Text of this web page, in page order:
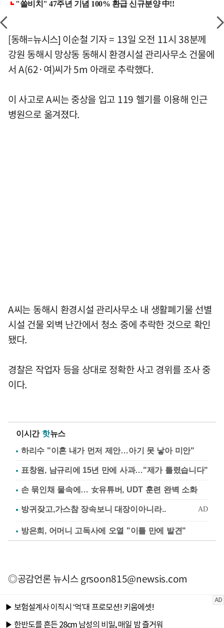
[동해=뉴시스] 이순철 기자 = 13일 오전 11시 38분께
강원 동해시 망상동 동해시 환경시설 관리사무소 건물에
서 A(62·여)씨가 5m 아래로 추락했다.
이 사고로 A씨는 중상을 입고 119 헬기를 이용해 인근
병원으로 옮겨졌다.
A씨는 동해시 환경시설 관리사무소 내 생활폐기물 선별
시설 건물 외벽 난간에서 청소 중에 추락한 것으로 확인
됐다.
경찰은 작업자 등을 상대로 정확한 사고 경위를 조사 중
이다.
이시간 핫뉴스
하리수 "이혼 내가 먼저 제안…아기 못 낳아 미안"
표창원, 남규리에 15년 만에 사과…"제가 틀렸습니다"
손 묶인채 물속에… 女유튜버, UDT 훈련 완벽 소화
방은희, 어머니 고독사에 오열 "이틀 만에 발견"
◎공감언론 뉴시스grsoon815@newsis.com